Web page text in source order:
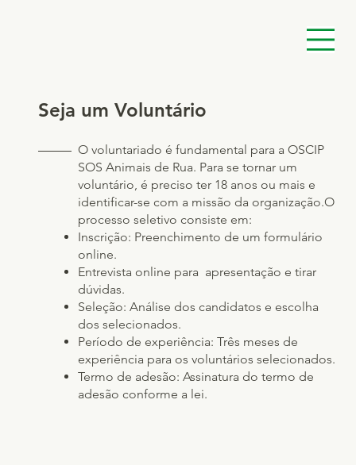
Seja um Voluntário
O voluntariado é fundamental para a OSCIP
SOS Animais de Rua. Para se tornar um
voluntário, é preciso ter 18 anos ou mais e
identificar-se com a missão da organização.O
processo seletivo consiste em:
Inscrição: Preenchimento de um formulário
online.
Entrevista online para apresentação e tirar
dúvidas.
Seleção: Análise dos candidatos e escolha
dos selecionados.
Período de experiência: Três meses de
experiência para os voluntários selecionados.
Termo de adesão: Assinatura do termo de
adesão conforme a lei.